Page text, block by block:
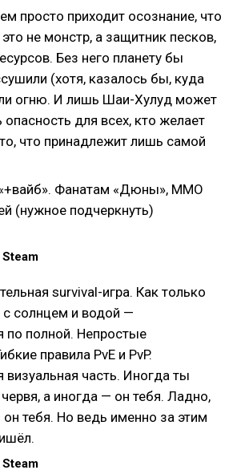
просто приходит осознание, что
не монстр, а защитник песков,
Без него планету бы
(хотя, казалось бы, куда
огню. И лишь Шаи-Хулуд может
опасность для всех, кто желает
что принадлежит лишь самой
Фанатам «Дюны», MMO
(нужное подчеркнуть)
Steam
survival-игра. Как только
солнцем и водой —
по полной. Непростые
правила PvE и PvP.
визуальная часть. Иногда ты
а иногда — он тебя. Ладно,
тебя. Но ведь именно за этим
Steam